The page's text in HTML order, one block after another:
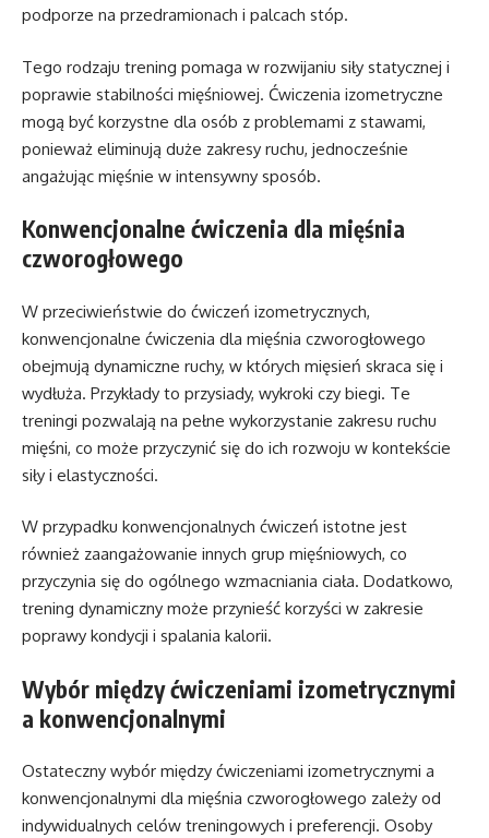
podporze na przedramionach i palcach stóp.
Tego rodzaju trening pomaga w rozwijaniu siły statycznej i
poprawie stabilności mięśniowej. Ćwiczenia izometryczne
mogą być korzystne dla osób z problemami z stawami,
ponieważ eliminują duże zakresy ruchu, jednocześnie
angażując mięśnie w intensywny sposób.
Konwencjonalne ćwiczenia dla mięśnia
czworogłowego
W przeciwieństwie do ćwiczeń izometrycznych,
konwencjonalne ćwiczenia dla mięśnia czworogłowego
obejmują dynamiczne ruchy, w których mięsień skraca się i
wydłuża. Przykłady to przysiady, wykroki czy biegi. Te
treningi pozwalają na pełne wykorzystanie zakresu ruchu
mięśni, co może przyczynić się do ich rozwoju w kontekście
siły i elastyczności.
W przypadku konwencjonalnych ćwiczeń istotne jest
również zaangażowanie innych grup mięśniowych, co
przyczynia się do ogólnego wzmacniania ciała. Dodatkowo,
trening dynamiczny może przynieść korzyści w zakresie
poprawy kondycji i spalania kalorii.
Wybór między ćwiczeniami izometrycznymi
a konwencjonalnymi
Ostateczny wybór między ćwiczeniami izometrycznymi a
konwencjonalnymi dla mięśnia czworogłowego zależy od
indywidualnych celów treningowych i preferencji. Osoby